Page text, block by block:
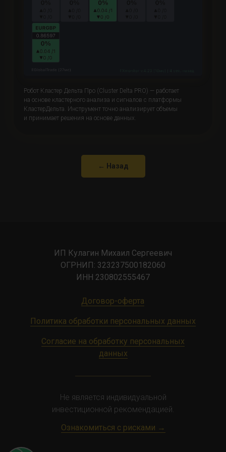
Робот Кластер Дельта Про (Cluster Delta PRO) — работает
на основе кластерного анализа и сигналов с платформы
КластерДельта. Инструмент точно анализирует объемы
и принимает решения на основе данных.
← Назад
Договор-оферта
Политика обработки персональных данных
Согласие на обработку персональных
данных
Не является индивидуальной
инвестиционной рекомендацией.
​Ознакомиться с рисками →
ИП Кулагин Михаил Сергеевич
ОГРНИП: 323237500182060
ИНН 230802555467